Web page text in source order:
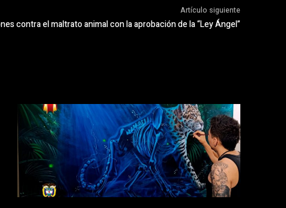
Artículo siguiente
contra el maltrato animal con la aprobación de la “Ley Ángel”